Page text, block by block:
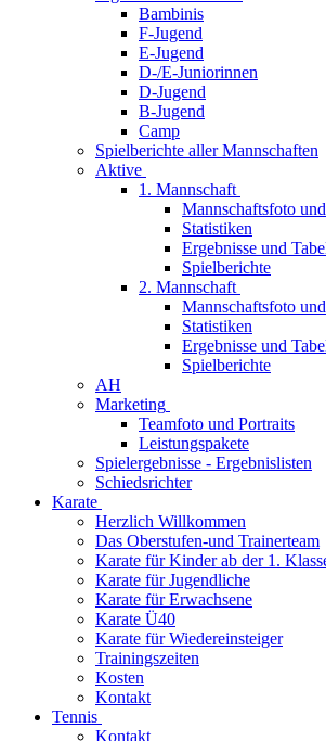
Bambinis
F-Jugend
E-Jugend
D-/E-Juniorinnen
D-Jugend
B-Jugend
Camp
Spielberichte aller Mannschaften
Aktive
1. Mannschaft
Mannschaftsfoto
Statistiken
Ergebnisse und
Spielberichte
2. Mannschaft
Mannschaftsfoto
Statistiken
Ergebnisse und
Spielberichte
AH
Marketing
Teamfoto und Portraits
Leistungspakete
Spielergebnisse - Ergebnislisten
Schiedsrichter
Karate
Herzlich Willkommen
Das Oberstufen-und Trainerteam
Karate für Kinder ab der 1.
Karate für Jugendliche
Karate für Erwachsene
Karate Ü40
Karate für Wiedereinsteiger
Trainingszeiten
Kosten
Kontakt
Tennis
Kontakt